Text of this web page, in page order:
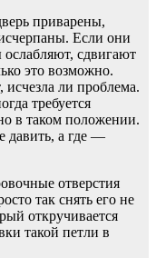
приварены,
Если они
сдвигают
это возможно.
ли проблема.
требуется
в таком положении.
давить, а где —
отверстия
так снять его не
откручивается
такой петли в